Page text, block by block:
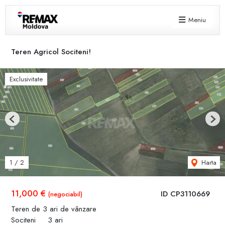
Meniu
Teren Agricol Sociteni!
ID CP3110669
11,000 € (negociabil)
Teren de 3 ari de vânzare
Sociteni
3 ari
Exclusivitate
1 / 2 Harta
Previous Next